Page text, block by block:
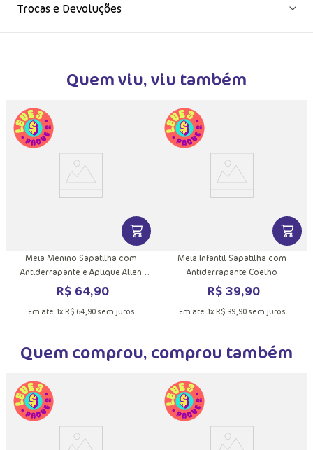
Trocas e Devoluções
Quem viu, viu também
VER MAIS INFORMAÇÕES DO
Meia Menino Sapatilha com
Antiderrapante e Aplique Alien
Família
R$ 64,90
Em até 1x R$ 64,90sem juros
VER
Meia Infantil Sapatilha com
Antiderrapante Coelho
R$ 39,90
Em até 1x R$ 39,90sem juros
Quem comprou, comprou também